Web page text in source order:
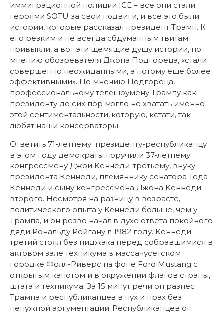
иммиграционной полиции ICE – все они стали
героями SOTU за свои подвиги, и все это были
истории, которые рассказал президент Трамп. К
его резким и не всегда обдуманным твитам
привыкли, а вот эти щемящие душу истории, по
мнению обозревателя Джона Подгореца, «стали
совершенно неожиданными, а потому еще более
эффективными». По мнению Подгореца,
профессиональному телешоумену Трампу как
президенту до сих пор могло не хватать именно
этой сентиментальности, которую, кстати, так
любят наши консерваторы.
Ответить 71-летнему президенту-республиканцу
в этом году демократы поручили 37-летнему
конгрессмену Джои Кеннеди-третьему, внуку
президента Кеннеди, племяннику сенатора Теда
Кеннеди и сыну конгрессмена Джона Кеннеди-
второго. Несмотря на разницу в возрасте,
политического опыта у Кеннеди больше, чем у
Трампа, и он резво начал в духе ответа покойного
дяди Рональду Рейгану в 1982 году. Кеннеди-
третий стоял без пиджака перед собравшимися в
актовом зале техникума в массачусетском
городке Фолл-Риверс на фоне Ford Mustang с
открытым капотом и в окружении флагов страны,
штата и техникума. За 15 минут речи он разнес
Трампа и республиканцев в пух и прах без
ненужной аргументации. Республиканцев он